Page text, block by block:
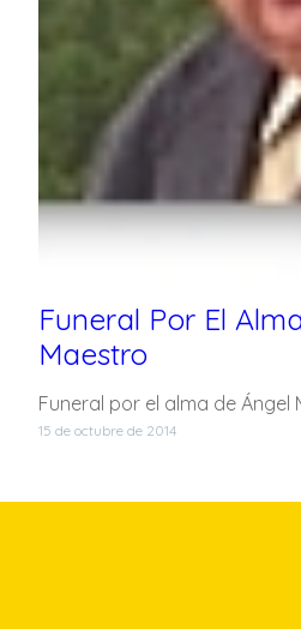
Funeral Por El
Maestro
Funeral por el alma de Ángel
15 de octubre de 2014